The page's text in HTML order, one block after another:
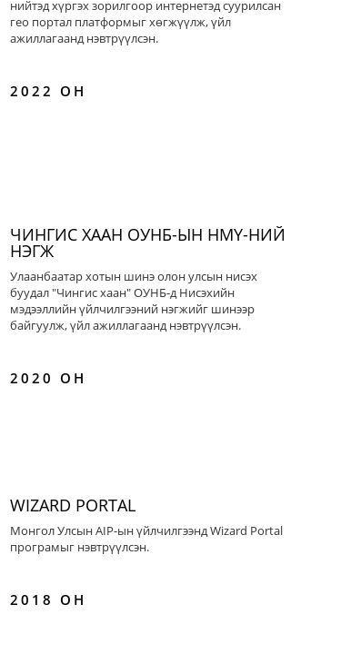
нийтэд хүргэх зорилгоор интернетэд суурилсан
гео портал платформыг хөгжүүлж, үйл
ажиллагаанд нэвтрүүлсэн.
2022 ОН
ЧИНГИС ХААН ОУНБ-ЫН НМҮ-НИЙ
НЭГЖ
Улаанбаатар хотын шинэ олон улсын нисэх
буудал "Чингис хаан" ОУНБ-д Нисэхийн
мэдээллийн үйлчилгээний нэгжийг шинээр
байгуулж, үйл ажиллагаанд нэвтрүүлсэн.
2020 ОН
WIZARD PORTAL
Монгол Улсын AIP-ын үйлчилгээнд Wizard Portal
програмыг нэвтрүүлсэн.
2018 ОН